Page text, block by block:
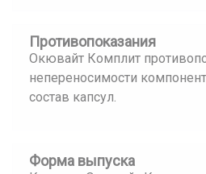
Противопоказания
Окювайт Комплит
непереносимости
состав капсул.
Форма выпуска